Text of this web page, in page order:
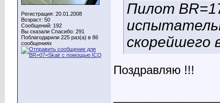
Регистрация: 20.01.2008
Возраст: 50
Сообщений: 192
Вы сказали Спасибо: 291
Поблагодарили 225 раз(а) в 86
сообщениях
Пилот
скорейшего
Поздравляю !!!